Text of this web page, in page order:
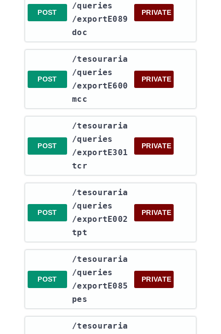
POST
/queries​
/exportE089
doc
PRIVATE
POST
​/tesouraria​
/queries​
/exportE600
mcc
PRIVATE
POST
​/tesouraria​
/queries​
/exportE301
tcr
PRIVATE
POST
​/tesouraria​
/queries​
/exportE002
tpt
PRIVATE
POST
​/tesouraria​
/queries​
/exportE085
pes
PRIVATE
​/tesouraria​